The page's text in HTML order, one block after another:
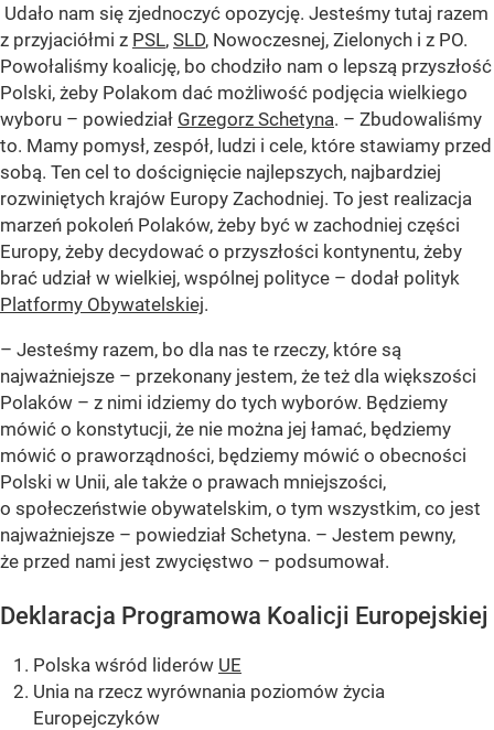
Udało nam się zjednoczyć opozycję. Jesteśmy tutaj razem
z przyjaciółmi z PSL, SLD, Nowoczesnej, Zielonych i z PO.
Powołaliśmy koalicję, bo chodziło nam o lepszą przyszłość
Polski, żeby Polakom dać możliwość podjęcia wielkiego
wyboru – powiedział Grzegorz Schetyna. – Zbudowaliśmy
to. Mamy pomysł, zespół, ludzi i cele, które stawiamy przed
sobą. Ten cel to doścignięcie najlepszych, najbardziej
rozwiniętych krajów Europy Zachodniej. To jest realizacja
marzeń pokoleń Polaków, żeby być w zachodniej części
Europy, żeby decydować o przyszłości kontynentu, żeby
brać udział w wielkiej, wspólnej polityce – dodał polityk
Platformy Obywatelskiej.
– Jesteśmy razem, bo dla nas te rzeczy, które są
najważniejsze – przekonany jestem, że też dla większości
Polaków – z nimi idziemy do tych wyborów. Będziemy
mówić o konstytucji, że nie można jej łamać, będziemy
mówić o praworządności, będziemy mówić o obecności
Polski w Unii, ale także o prawach mniejszości,
o społeczeństwie obywatelskim, o tym wszystkim, co jest
najważniejsze – powiedział Schetyna. – Jestem pewny,
że przed nami jest zwycięstwo – podsumował.
Deklaracja Programowa Koalicji Europejskiej
Polska wśród liderów UE
Unia na rzecz wyrównania poziomów życia
Europejczyków